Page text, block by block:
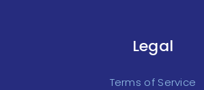
Legal
Terms of Service